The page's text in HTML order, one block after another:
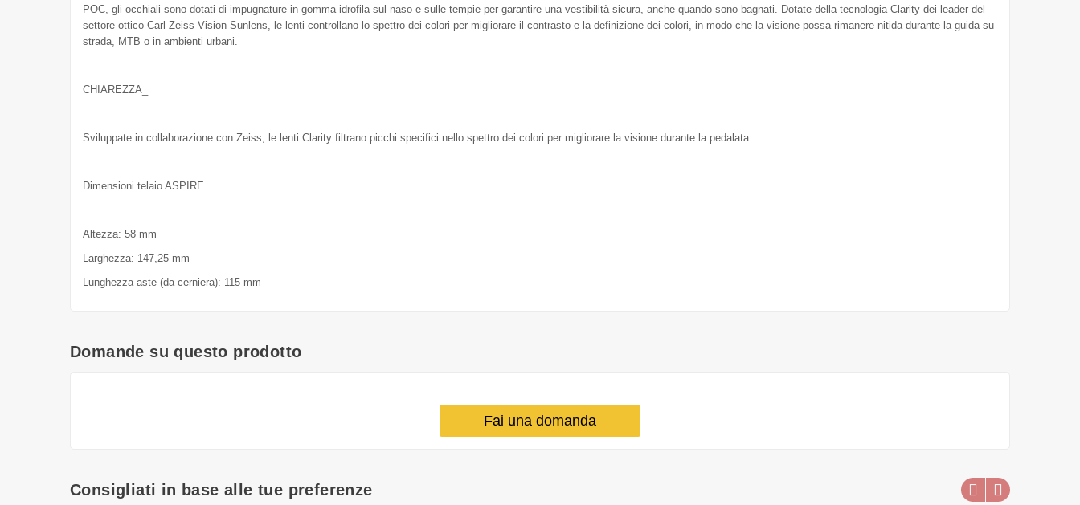
POC, gli occhiali sono dotati di impugnature in gomma idrofila sul naso e sulle tempie per garantire una vestibilità sicura, anche quando sono bagnati. Dotate della tecnologia Clarity dei leader del
settore ottico Carl Zeiss Vision Sunlens, le lenti controllano lo spettro dei colori per migliorare il contrasto e la definizione dei colori, in modo che la visione possa rimanere nitida durante la guida su
strada, MTB o in ambienti urbani.
CHIAREZZA_
Sviluppate in collaborazione con Zeiss, le lenti Clarity filtrano picchi specifici nello spettro dei colori per migliorare la visione durante la pedalata.
Dimensioni telaio ASPIRE
Altezza: 58 mm
Larghezza: 147,25 mm
Lunghezza aste (da cerniera): 115 mm
Domande su questo prodotto
Fai una domanda
Consigliati in base alle tue preferenze